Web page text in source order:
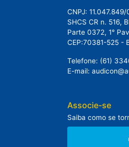
CNPJ:
SHCS CR n. 516,
Parte 0372, 1°
CEP:70381-525 -
Telefone: (61)
E-mail:
Associe-se
Saiba como se